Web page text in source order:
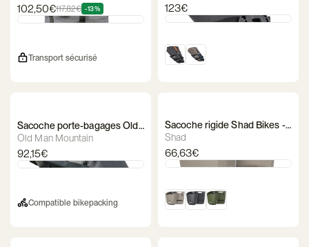
102,50€117,82€ -13%
Transport sécurisé
123€
Sacoche porte-bagages Old
Man Mountain – Atlas Rack
Pack
Old Man Mountain
92,15€
Compatible bikepacking
Sacoche rigide Shad Bikes -
Daily Bike Box
Shad
66,63€